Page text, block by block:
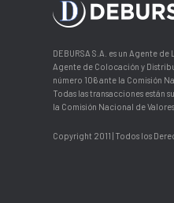
DEBURSA S.A. es un Agente
Agente de Colocación y
número 106 ante la Comisión
Todas las transacciones están
la Comisión Nacional de Valores
Copyright 2011 | Todos los